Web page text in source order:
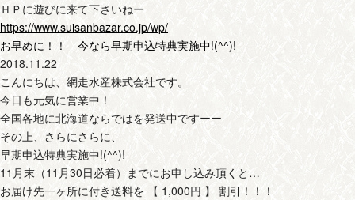
ＨＰに遊びに来て下さいねー
https://www.suisanbazar.co.jp/wp/
お早めに！！ 今なら早期申込特典実施中!(^^)!
2018.11.22
こんにちは、網走水産株式会社です。
今日も元気に営業中！
全国各地に北海道ならではを発送中ですーー
その上、さらにさらに、
早期申込特典実施中!(^^)!
11月末（11月30日必着）までにお申し込み頂くと…
お届け先一ヶ所に付き送料を 【 1,000円 】 割引！！！